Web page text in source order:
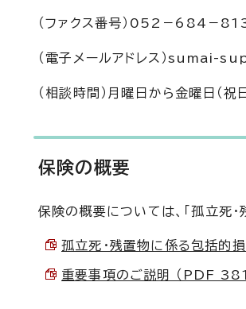
（ファクス番号）052－684－
（電子メールアドレス）
（相談時間）月曜日から金曜日（
保険の概要
保険の概要については、「孤立死
孤立死・残置物に係る包括的
重要事項のご説明 （PDF